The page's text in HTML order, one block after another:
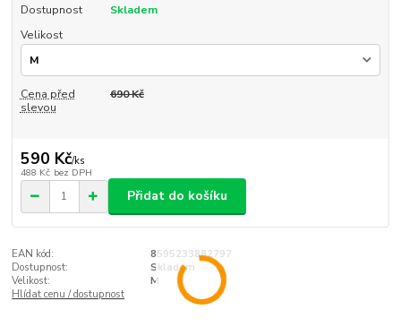
Dostupnost
Skladem
Velikost
Cena před
slevou
690 Kč
590 Kč/ks
488 Kč bez DPH
Přidat do košíku
EAN kód:
8595233882797
Dostupnost:
Skladem
Velikost:
M
Hlídat cenu / dostupnost